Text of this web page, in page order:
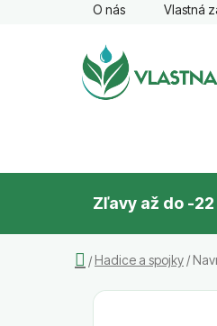
O nás Vlastná
Zľavy až do -22
Domov
/ Hadice a spojky /